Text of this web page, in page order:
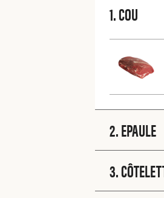
1. COU
2. EPAULE
3.